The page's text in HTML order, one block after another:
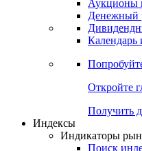
Дефолты
Оферты
Денежный
Календарь
Откройте